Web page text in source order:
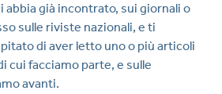
abbia già incontrato, sui giornali o
sulle riviste nazionali, e ti
di aver letto uno o più articoli
cui facciamo parte, e sulle
avanti.